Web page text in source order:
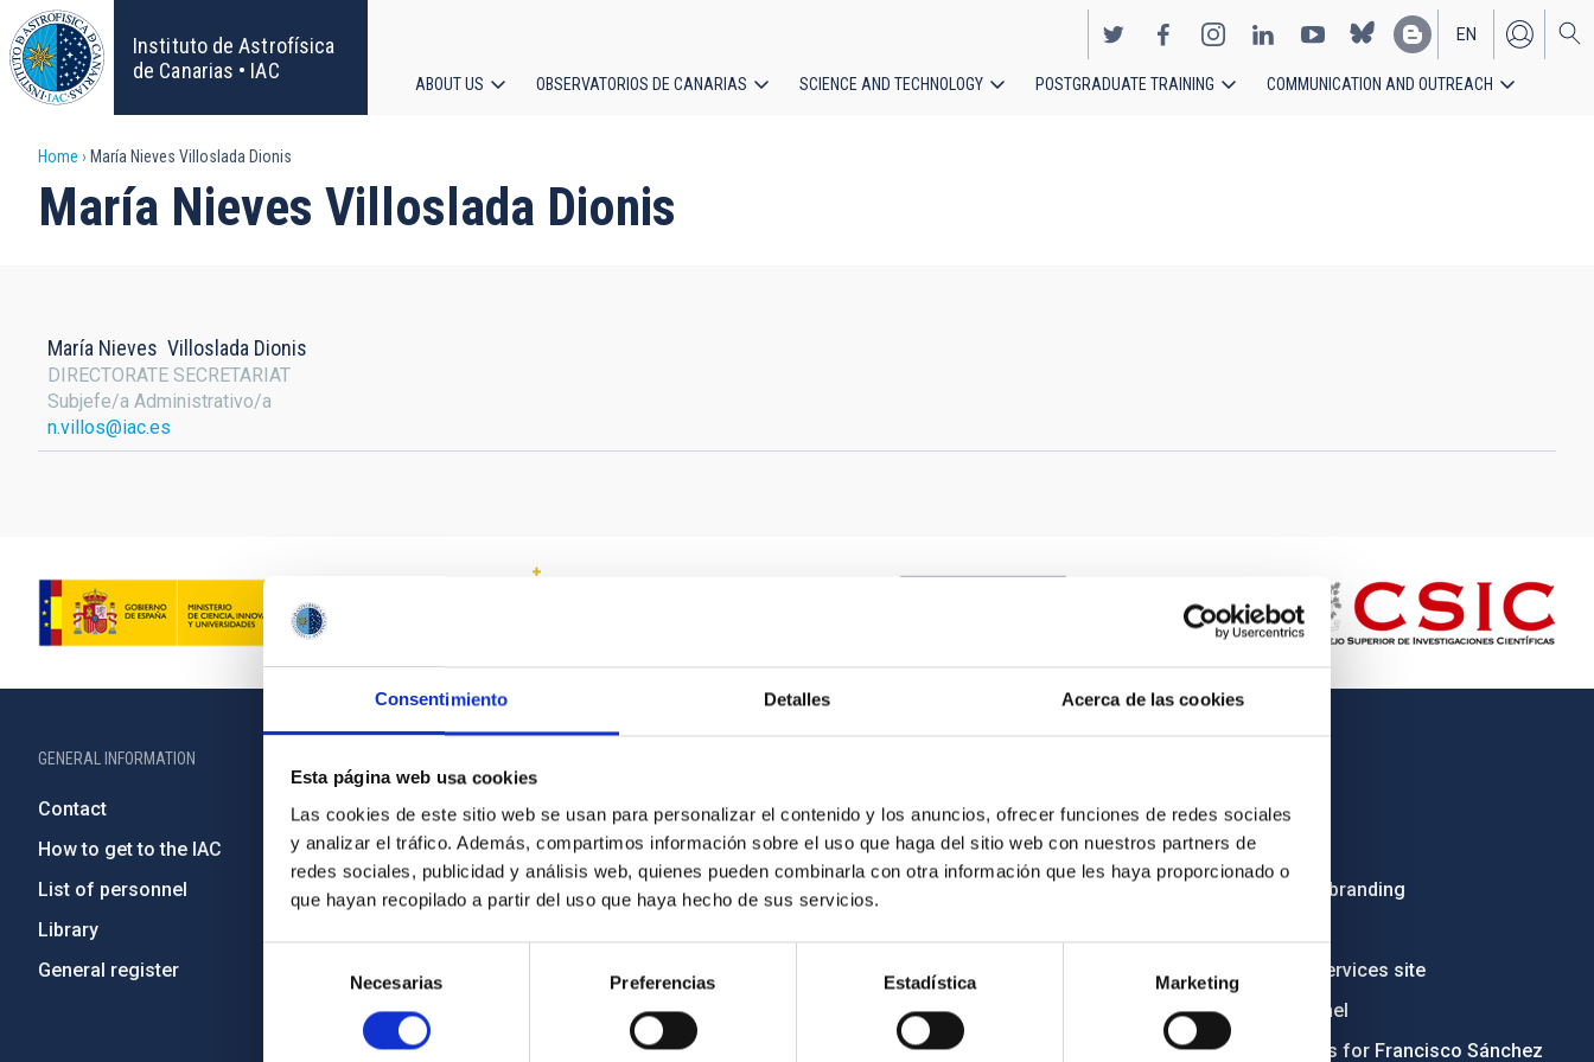
Consentimiento Detalles Acerca de las cookies
Esta página web usa cookies
Las cookies de este sitio web se usan para personalizar el contenido y los anuncios, ofrecer funciones de redes sociales
y analizar el tráfico. Además, compartimos información sobre el uso que haga del sitio web con nuestros partners de
redes sociales, publicidad y análisis web, quienes pueden combinarla con otra información que les haya proporcionado o
que hayan recopilado a partir del uso que haya hecho de sus servicios.
consentimiento
Necesarias Preferencias Estadística Marketing
Skip
to
main
content
Instituto de Astrofísica
de Canarias • IAC
EN
ES
navigation
ABOUT US OBSERVATORIOS DE CANARIAS SCIENCE AND TECHNOLOGY POSTGRADUATE TRAINING COMMUNICATION AND OUTREACH
Breadcrumb
Home María Nieves Villoslada Dionis
María Nieves Villoslada Dionis
María Nieves Villoslada Dionis
DIRECTORATE SECRETARIAT
Subjefe/a Administrativo/a
n.villos@iac.es
GENERAL INFORMATION
Contact
How to get to the IAC
List of personnel
Library
General register
Legislation
Transparency
Code of ethics and anti-fraud policy
Environment and Sustainability
Sitemap
Privacy policy
Legal notice
Accessibility
Employment
Tenders
Institutional branding
Electronic services site
Ethics channel
Condolences for Francisco Sánchez